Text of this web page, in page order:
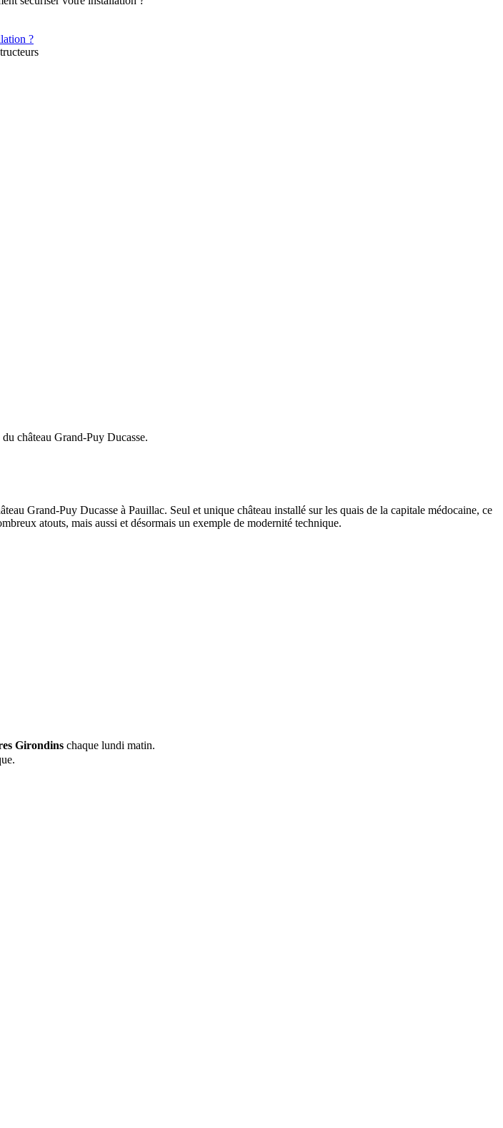
?
château Grand-Puy Ducasse.
Grand-Puy Ducasse à Pauillac. Seul et unique château installé sur les quais de la capitale médocaine, ce
atouts, mais aussi et désormais un exemple de modernité technique.
Girondins chaque lundi matin.